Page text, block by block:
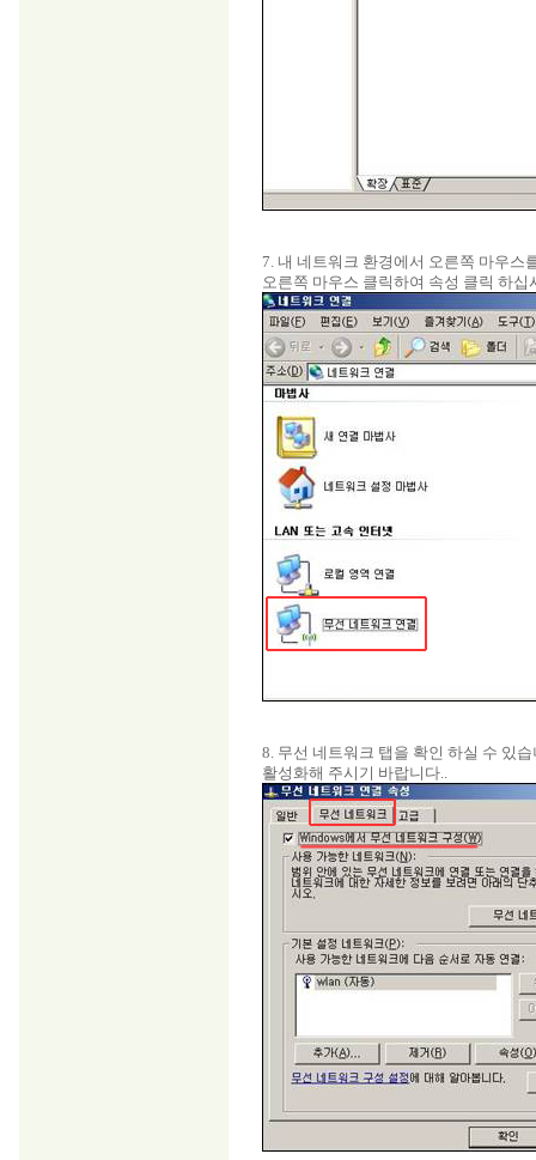
7. 내 네트워크 환경에서 오른쪽 마우스
오른쪽 마우스 클릭하여 속성 클릭 하십
8. 무선 네트워크 탭을 확인 하실 수 있
활성화해 주시기 바랍니다..